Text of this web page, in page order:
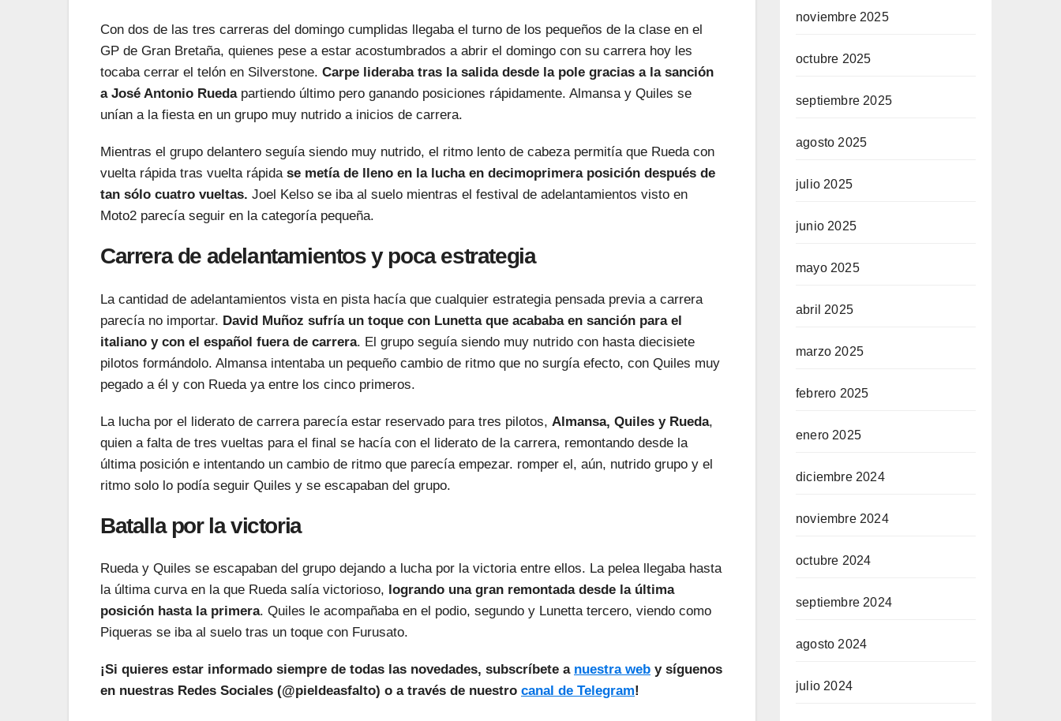
Con dos de las tres carreras del domingo cumplidas llegaba el turno de los pequeños de la clase en el
GP de Gran Bretaña, quienes pese a estar acostumbrados a abrir el domingo con su carrera hoy les
tocaba cerrar el telón en Silverstone. Carpe lideraba tras la salida desde la pole gracias a la sanción
a José Antonio Ruedapartiendo último pero ganando posiciones rápidamente. Almansa y Quiles se
unían a la fiesta en un grupo muy nutrido a inicios de carrera.
Mientras el grupo delantero seguía siendo muy nutrido, el ritmo lento de cabeza permitía que Rueda con
vuelta rápida tras vuelta rápida se metía de lleno en la lucha en decimoprimera posición después de
tan sólo cuatro vueltas. Joel Kelso se iba al suelo mientras el festival de adelantamientos visto en
Moto2 parecía seguir en la categoría pequeña.
Carrera de adelantamientos y poca estrategia
La cantidad de adelantamientos vista en pista hacía que cualquier estrategia pensada previa a carrera
parecía no importar. David Muñoz sufría un toque con Lunetta que acababa en sanción para el
italiano y con el español fuera de carrera. El grupo seguía siendo muy nutrido con hasta diecisiete
pilotos formándolo. Almansa intentaba un pequeño cambio de ritmo que no surgía efecto, con Quiles muy
pegado a él y con Rueda ya entre los cinco primeros.
La lucha por el liderato de carrera parecía estar reservado para tres pilotos, Almansa, Quiles y Rueda,
quien a falta de tres vueltas para el final se hacía con el liderato de la carrera, remontando desde la
última posición e intentando un cambio de ritmo que parecía empezar. romper el, aún, nutrido grupo y el
ritmo solo lo podía seguir Quiles y se escapaban del grupo.
Batalla por la victoria
Rueda y Quiles se escapaban del grupo dejando a lucha por la victoria entre ellos. La pelea llegaba hasta
la última curva en la que Rueda salía victorioso, logrando una gran remontada desde la última
posición hasta la primera. Quiles le acompañaba en el podio, segundo y Lunetta tercero, viendo como
Piqueras se iba al suelo tras un toque con Furusato.
¡Si quieres estar informado siempre de todas las novedades, subscríbete a nuestra web y síguenos
en nuestras Redes Sociales (@pieldeasfalto) o a través de nuestro canal de Telegram!
noviembre 2025
octubre 2025
septiembre 2025
agosto 2025
julio 2025
junio 2025
mayo 2025
abril 2025
marzo 2025
febrero 2025
enero 2025
diciembre 2024
noviembre 2024
octubre 2024
septiembre 2024
agosto 2024
julio 2024